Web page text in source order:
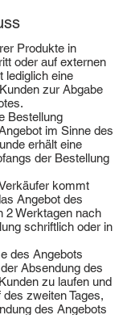
Produkte in
oder auf externen
lediglich eine
zur Abgabe
Bestellung
im Sinne des
erhält eine
der Bestellung
kommt
Angebot des
2 Werktagen nach
schriftlich oder in
des Angebots
Absendung des
zu laufen und
zweiten Tages,
des Angebots